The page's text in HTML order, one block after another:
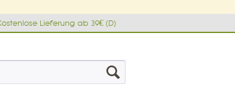
Lieferung ab 39€ (D)